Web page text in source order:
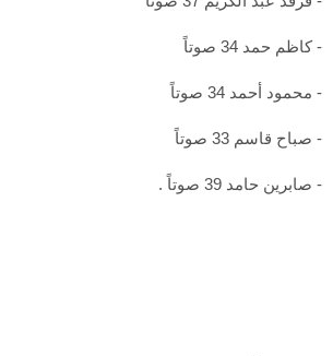
- كاظم حمد 34 صوتاً
- محمود أحمد 34 صوتاً
- صباح قاسم 33 صوتاً
- صابرين حامد 39 صوتاً .